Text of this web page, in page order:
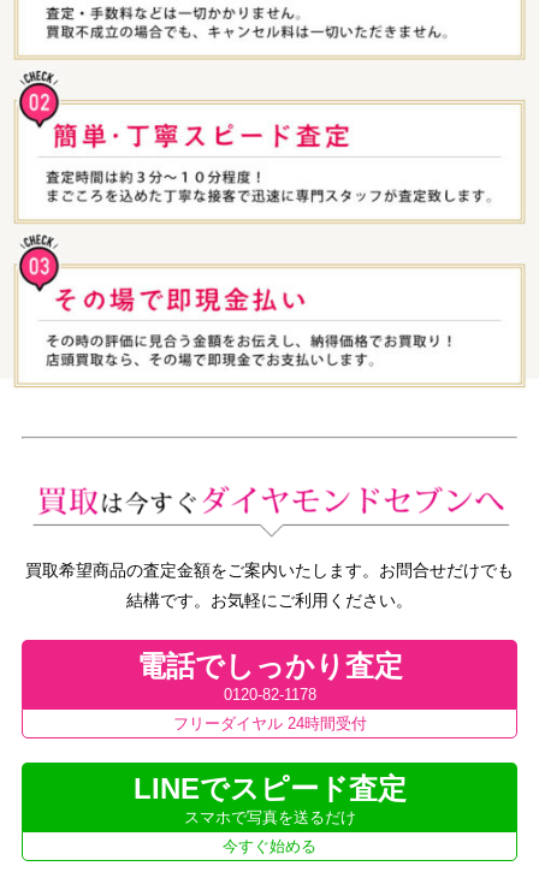
買取希望商品の査定金額をご案内いたします。お問合せだけでも
結構です。お気軽にご利用ください。
電話でしっかり査定
0120-82-1178
フリーダイヤル 24時間受付
LINEでスピード査定
スマホで写真を送るだけ
今すぐ始める